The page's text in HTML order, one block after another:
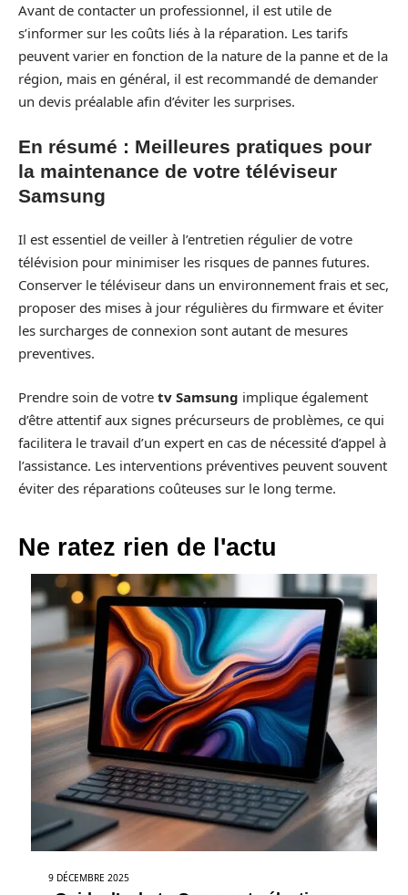
Avant de contacter un professionnel, il est utile de
s’informer sur les coûts liés à la réparation. Les tarifs
peuvent varier en fonction de la nature de la panne et de la
région, mais en général, il est recommandé de demander
un devis préalable afin d’éviter les surprises.
En résumé : Meilleures pratiques pour
la maintenance de votre téléviseur
Samsung
Il est essentiel de veiller à l’entretien régulier de votre
télévision pour minimiser les risques de pannes futures.
Conserver le téléviseur dans un environnement frais et sec,
proposer des mises à jour régulières du firmware et éviter
les surcharges de connexion sont autant de mesures
preventives.
Prendre soin de votre tv Samsung implique également
d’être attentif aux signes précurseurs de problèmes, ce qui
facilitera le travail d’un expert en cas de nécessité d’appel à
l’assistance. Les interventions préventives peuvent souvent
éviter des réparations coûteuses sur le long terme.
Ne ratez rien de l'actu
9 DÉCEMBRE 2025